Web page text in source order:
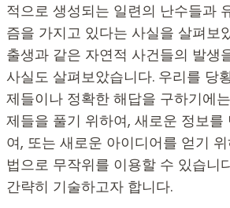
적으로 생성되는 일련의 난수들과
즘을 가지고 있다는 사실을 살펴보
출생과 같은 자연적 사건들의 발생
사실도 살펴보았습니다. 우리를 당
제들이나 정확한 해답을 구하기에
제들을 풀기 위하여, 새로운 정보를
여, 또는 새로운 아이디어를 얻기
법으로 무작위를 이용할 수 있습니
간략히 기술하고자 합니다.